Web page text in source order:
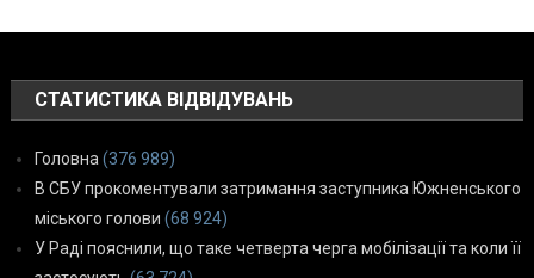
СТАТИСТИКА ВІДВІДУВАНЬ
Головна (376 989)
В СБУ прокоментували затримання заступника Южненського
міського голови (68 924)
У Раді пояснили, що таке четверта черга мобілізації та коли її